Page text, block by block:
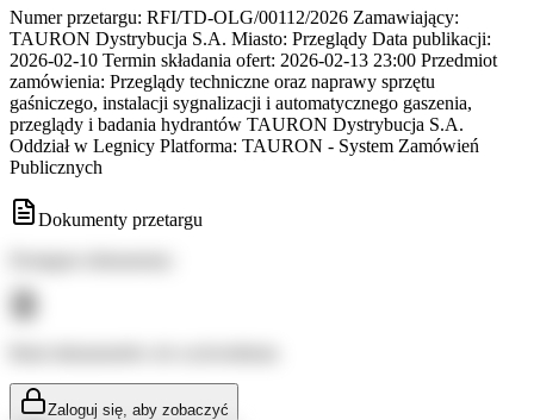
Numer przetargu: RFI/TD-OLG/00112/2026 Zamawiający:
TAURON Dystrybucja S.A. Miasto: Przeglądy Data publikacji:
2026-02-10 Termin składania ofert: 2026-02-13 23:00 Przedmiot
zamówienia: Przeglądy techniczne oraz naprawy sprzętu
gaśniczego, instalacji sygnalizacji i automatycznego gaszenia,
przeglądy i badania hydrantów TAURON Dystrybucja S.A.
Oddział w Legnicy Platforma: TAURON - System Zamówień
Publicznych
Dokumenty przetargu
Zaloguj się, aby zobaczyć